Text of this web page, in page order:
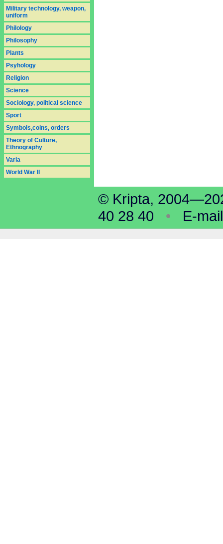
Military technology, weapon,
uniform
Philology
Philosophy
Plants
Psyhology
Religion
Science
Sociology, political science
Sport
Symbols,coins, orders
Theory of Culture,
Ethnography
Varia
World War II
© Kripta,
40 28 40 • E-